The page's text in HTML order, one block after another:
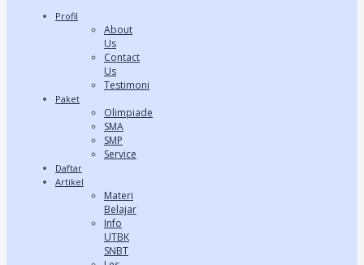
Profil
About
Us
Contact
Us
Testimoni
Paket
Olimpiade
SMA
SMP
Service
Daftar
Artikel
Materi
Belajar
Info
UTBK
SNBT